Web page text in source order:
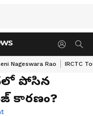
Nageswara Rao IRCTC
పోసిన
కారణం?